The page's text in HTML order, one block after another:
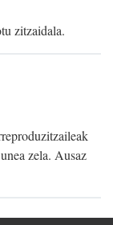
zitzaidala.
zela. Ausaz